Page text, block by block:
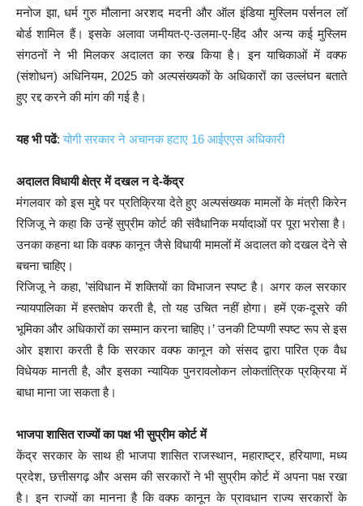
मनोज झा, धर्म गुरु मौलाना अरशद मदनी और ऑल इंडिया मुस्लिम पर्सनल लॉ
बोर्ड शामिल हैं। इसके अलावा जमीयत-ए-उलमा-ए-हिंद और अन्य कई मुस्लिम
संगठनों ने भी मिलकर अदालत का रुख किया है। इन याचिकाओं में वक्फ
(संशोधन) अधिनियम, 2025 को अल्पसंख्यकों के अधिकारों का उल्लंघन बताते
हुए रद्द करने की मांग की गई है।
यह भी पढें:योगी सरकार ने अचानक हटाए 16 आईएएस अधिकारी
अदालत विधायी क्षेत्र में दखल न दे-केंद्र
मंगलवार को इस मुद्दे पर प्रतिक्रिया देते हुए अल्पसंख्यक मामलों के मंत्री किरेन
रिजिजू ने कहा कि उन्हें सुप्रीम कोर्ट की संवैधानिक मर्यादाओं पर पूरा भरोसा है।
उनका कहना था कि वक्फ कानून जैसे विधायी मामलों में अदालत को दखल देने से
बचना चाहिए।
रिजिजू ने कहा, ’संविधान में शक्तियों का विभाजन स्पष्ट है। अगर कल सरकार
न्यायपालिका में हस्तक्षेप करती है, तो यह उचित नहीं होगा। हमें एक-दूसरे की
भूमिका और अधिकारों का सम्मान करना चाहिए।’ उनकी टिप्पणी स्पष्ट रूप से इस
ओर इशारा करती है कि सरकार वक्फ कानून को संसद द्वारा पारित एक वैध
विधेयक मानती है, और इसका न्यायिक पुनरावलोकन लोकतांत्रिक प्रक्रिया में
बाधा माना जा सकता है।
भाजपा शासित राज्यों का पक्ष भी सुप्रीम कोर्ट में
केंद्र सरकार के साथ ही भाजपा शासित राजस्थान, महाराष्ट्र, हरियाणा, मध्य
प्रदेश, छत्तीसगढ़ और असम की सरकारों ने भी सुप्रीम कोर्ट में अपना पक्ष रखा
है। इन राज्यों का मानना है कि वक्फ कानून के प्रावधान राज्य सरकारों के